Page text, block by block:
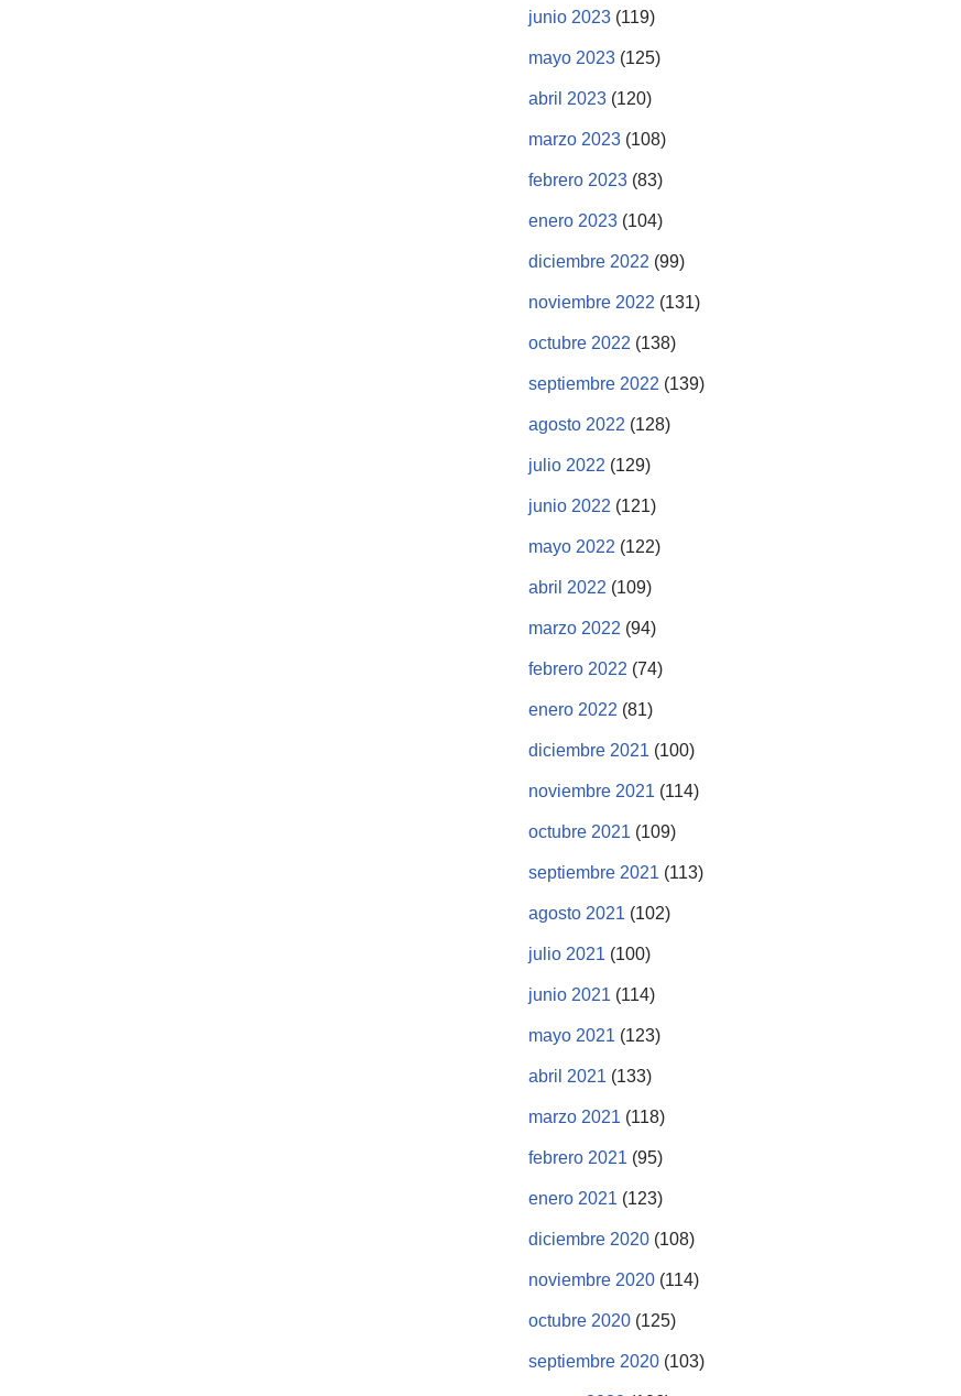
junio 2023 (119)
mayo 2023 (125)
abril 2023 (120)
marzo 2023 (108)
febrero 2023 (83)
enero 2023 (104)
diciembre 2022 (99)
noviembre 2022 (131)
octubre 2022 (138)
septiembre 2022 (139)
agosto 2022 (128)
julio 2022 (129)
junio 2022 (121)
mayo 2022 (122)
abril 2022 (109)
marzo 2022 (94)
febrero 2022 (74)
enero 2022 (81)
diciembre 2021 (100)
noviembre 2021 (114)
octubre 2021 (109)
septiembre 2021 (113)
agosto 2021 (102)
julio 2021 (100)
junio 2021 (114)
mayo 2021 (123)
abril 2021 (133)
marzo 2021 (118)
febrero 2021 (95)
enero 2021 (123)
diciembre 2020 (108)
noviembre 2020 (114)
octubre 2020 (125)
septiembre 2020 (103)